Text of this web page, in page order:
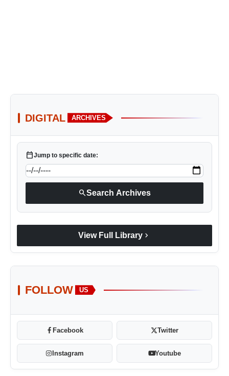
DIGITAL ARCHIVES
calendar_todayJump to specific date:
searchSearch Archives
View Full Library chevron_right
FOLLOW US
Facebook Twitter
Instagram Youtube